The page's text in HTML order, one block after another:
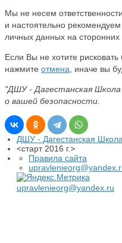
Мы не несем
и настоятельно рекомендуем
личных данных на сторонних
Если Вы не хотите
нажмите отмена , иначе вы
"ДШУ - Дагестанская Школа
о вашей безопасности.
ДШУ - Дагестанская
<старт 2016 г.>
Правила сайта
upravlenieorg@yandex.ru